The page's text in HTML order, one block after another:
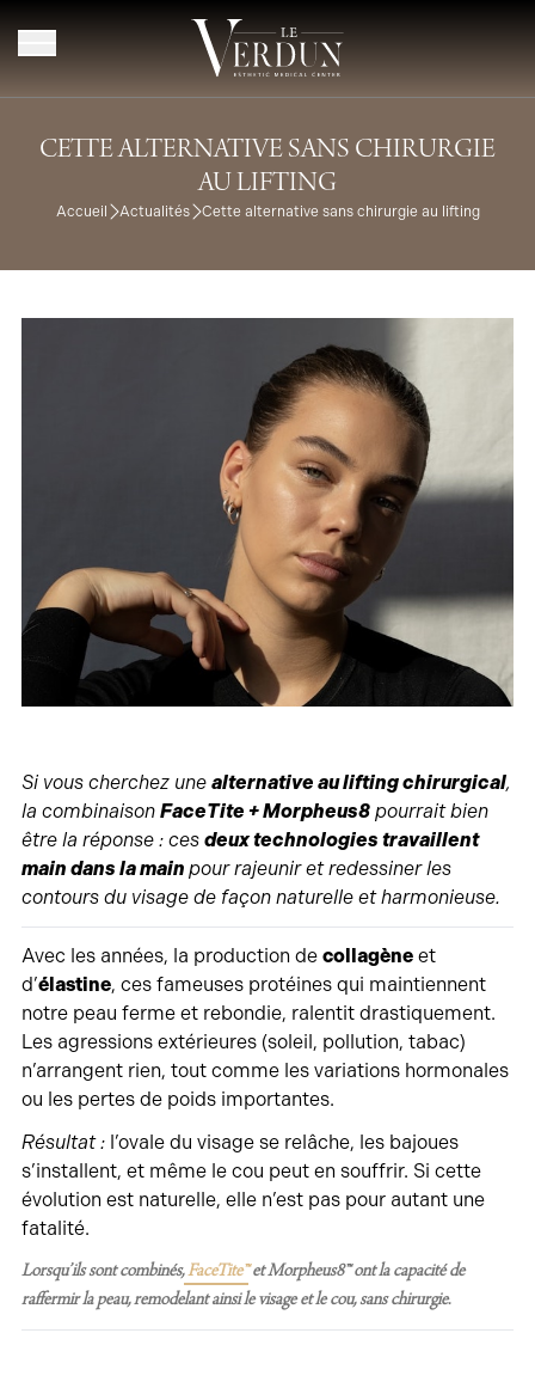
CETTE ALTERNATIVE SANS CHIRURGIE
AU LIFTING
Accueil Actualités Cette alternative sans chirurgie au lifting
Si vous cherchez une alternative au lifting chirurgical,
la combinaison FaceTite + Morpheus8pourrait bien
être la réponse : ces deux technologies travaillent
main dans la main pour rajeunir et redessiner les
contours du visage de façon naturelle et harmonieuse.
Avec les années, la production de collagèneet
d’élastine, ces fameuses protéines qui maintiennent
notre peau ferme et rebondie, ralentit drastiquement.
Les agressions extérieures (soleil, pollution, tabac)
n’arrangent rien, tout comme les variations hormonales
ou les pertes de poids importantes.
Résultat :l’ovale du visage se relâche, les bajoues
s’installent, et même le cou peut en souffrir. Si cette
évolution est naturelle, elle n’est pas pour autant une
fatalité.
Lorsqu’ils sont combinés,FaceTite™et Morpheus8™ ont la capacité de
raffermir la peau, remodelant ainsi le visage et le cou, sans chirurgie.